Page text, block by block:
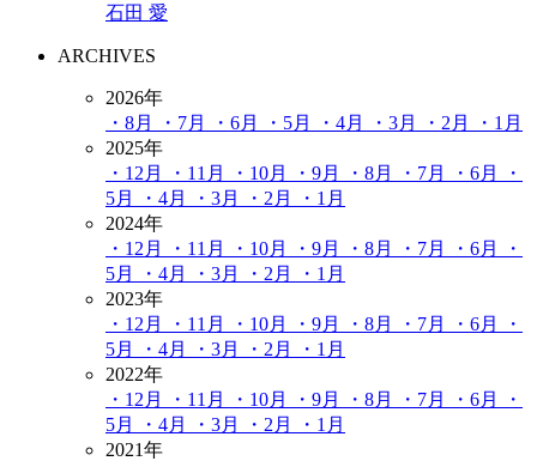
石田 愛
ARCHIVES
2026年
・8月
・7月 ・6月 ・5月 ・4月 ・3月 ・2月
・1月
2025年
・12月
・11月 ・10月 ・9月 ・8月 ・7月 ・6月
・
5月
・4月 ・3月 ・2月
・1月
2024年
・12月
・11月 ・10月 ・9月 ・8月 ・7月 ・6月
・
5月
・4月 ・3月 ・2月
・1月
2023年
・12月
・11月 ・10月 ・9月 ・8月 ・7月 ・6月
・
5月
・4月 ・3月 ・2月
・1月
2022年
・12月
・11月 ・10月 ・9月 ・8月 ・7月 ・6月
・
5月
・4月 ・3月 ・2月
・1月
2021年